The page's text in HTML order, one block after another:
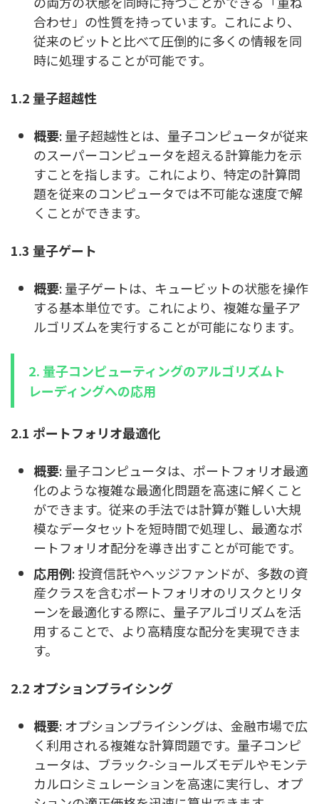
合わせ」の性質を持っています。これにより、
従来のビットと比べて圧倒的に多くの情報を同
時に処理することが可能です。
1.2 量子超越性
概要: 量子超越性とは、量子コンピュータが従来
のスーパーコンピュータを超える計算能力を示
すことを指します。これにより、特定の計算問
題を従来のコンピュータでは不可能な速度で解
くことができます。
1.3 量子ゲート
概要: 量子ゲートは、キュービットの状態を操作
する基本単位です。これにより、複雑な量子ア
ルゴリズムを実行することが可能になります。
2. 量子コンピューティングのアルゴリズムト
レーディングへの応用
2.1 ポートフォリオ最適化
概要: 量子コンピュータは、ポートフォリオ最適
化のような複雑な最適化問題を高速に解くこと
ができます。従来の手法では計算が難しい大規
模なデータセットを短時間で処理し、最適なポ
ートフォリオ配分を導き出すことが可能です。
応用例: 投資信託やヘッジファンドが、多数の資
産クラスを含むポートフォリオのリスクとリタ
ーンを最適化する際に、量子アルゴリズムを活
用することで、より高精度な配分を実現できま
す。
2.2 オプションプライシング
概要: オプションプライシングは、金融市場で広
く利用される複雑な計算問題です。量子コンピ
ュータは、ブラック-ショールズモデルやモンテ
カルロシミュレーションを高速に実行し、オプ